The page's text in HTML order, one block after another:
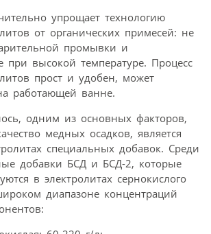
упрощает технологию
от органических примесей: не
промывки и
при высокой температуре. Процесс
прост и удобен, может
работающей ванне.
одним из основных факторов,
медных осадков, является
специальных добавок. Среди
добавки БСД и БСД-2, которые
в электролитах сернокислого
диапазоне концентраций